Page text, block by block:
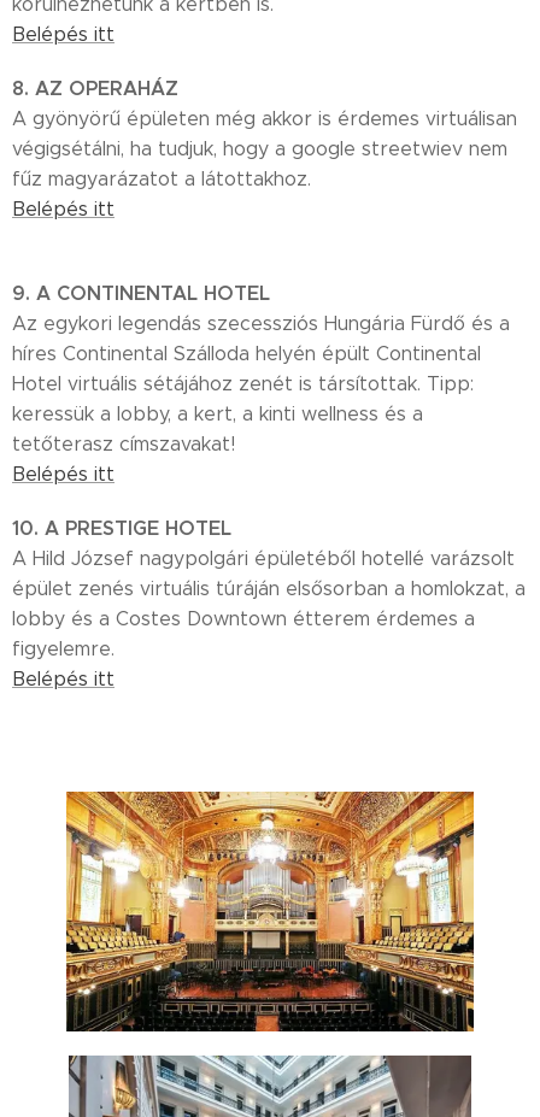
Belépés itt
8. AZ OPERAHÁZ
A gyönyörű épületen még akkor is érdemes virtuálisan
végigsétálni, ha tudjuk, hogy a google streetwiev nem
fűz magyarázatot a látottakhoz.
Belépés itt
9. A CONTINENTAL HOTEL
Az egykori legendás szecessziós Hungária Fürdő és a
híres Continental Szálloda helyén épült Continental
Hotel virtuális sétájához zenét is társítottak. Tipp:
keressük a lobby, a kert, a kinti wellness és a
tetőterasz címszavakat!
Belépés itt
10. A PRESTIGE HOTEL
A Hild József nagypolgári épületéből hotellé varázsolt
épület zenés virtuális túráján elsősorban a homlokzat, a
lobby és a Costes Downtown étterem érdemes a
figyelemre.
Belépés itt